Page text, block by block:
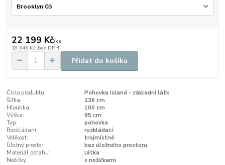
22 199 Kč/ks
18 346 Kč bez DPH
Přidat do košíku
Číslo produktu:
Pohovka Island - základní látk
Šířka:
236 cm
Hloubka:
100 cm
Výška:
95 cm
Typ:
pohovka
Rozkládání:
rozkládací
Velikost:
trojmístné
Úložný prostor:
bez úložného prostoru
Materiál potahu:
látka
Nožičky:
s nožičkami